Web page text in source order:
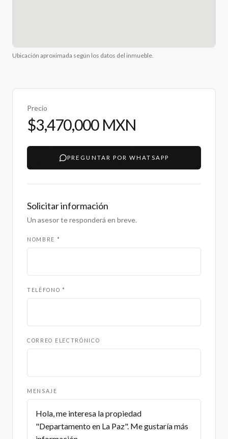
Ubicación aproximada según los datos del inmueble.
Precio
$3,470,000 MXN
PREGUNTAR POR WHATSAPP
Solicitar información
Un asesor te responderá en breve.
NOMBRE *
TELÉFONO *
CORREO ELECTRÓNICO
MENSAJE